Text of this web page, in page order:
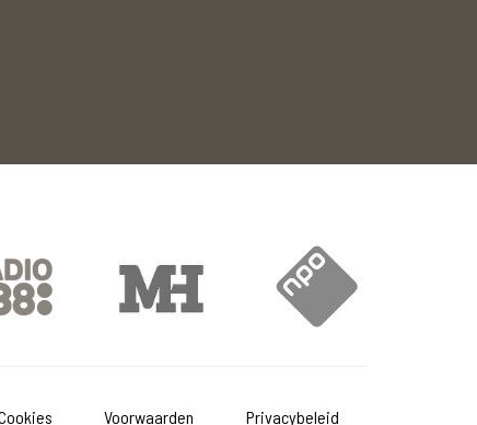
Voorwaarden Privacybeleid